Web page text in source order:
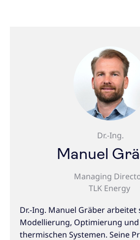
Dr.-Ing.
Manuel
Managing
TLK Energy
Dr.-Ing. Manuel Gräber arbeitet
Modellierung, Optimierung und
thermischen Systemen. Seine